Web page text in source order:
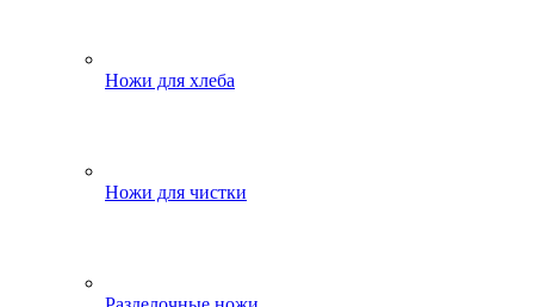
Ножи для хлеба
Ножи для чистки